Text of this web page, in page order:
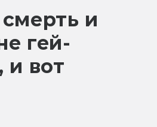
и
гей-
и вот